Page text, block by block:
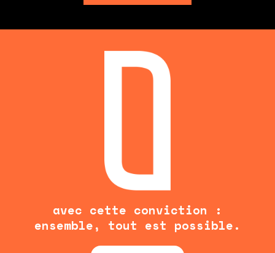
avec cette conviction :
ensemble, tout est possible.